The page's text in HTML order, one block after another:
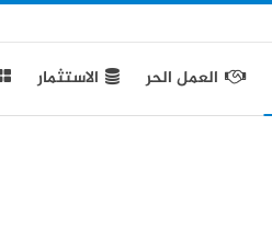
العمل الحر الاستثمار